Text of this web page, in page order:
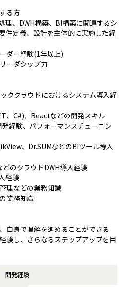
る方
、DWH構築、BI構築に関連するシ
件定義、設計を主体的に実施した経
ダー経験(1年以上)
ーダシップ力
ククラウドにおけるシステム導入経
C#)、Reactなどの開発スキル
経験、パフォーマンスチューニン
、Dr.SUMなどのBIツール導入
のクラウドDWH導入経験
経験
理などの業務知識
業務知識
自身で理解を進めることができる
験し、さらなるステップアップを目
開発経験